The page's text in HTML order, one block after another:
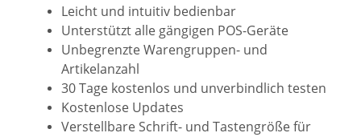
Leicht und intuitiv bedienbar
Unterstützt alle gängigen POS-Geräte
Unbegrenzte Warengruppen- und
Artikelanzahl
30 Tage kostenlos und unverbindlich testen
Kostenlose Updates
Verstellbare Schrift- und Tastengröße für